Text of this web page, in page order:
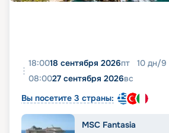
18:0018 сентября 2026пт 10 дн/9
08:0027 сентября 2026вс
Вы посетите 3 страны:
MSC Fantasia